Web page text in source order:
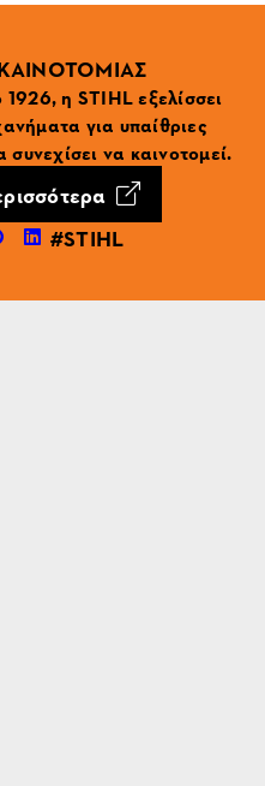
η STIHL εξελίσσει
για υπαίθριες
να καινοτομεί.
#STIHL